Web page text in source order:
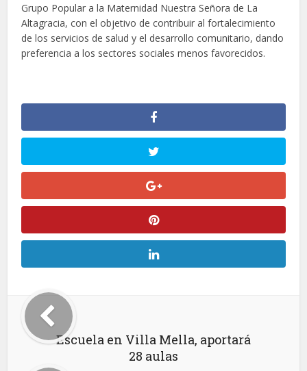
Grupo Popular a la Maternidad Nuestra Señora de La
Altagracia, con el objetivo de contribuir al fortalecimiento
de los servicios de salud y el desarrollo comunitario, dando
preferencia a los sectores sociales menos favorecidos.
Escuela en Villa Mella, aportará
28 aulas